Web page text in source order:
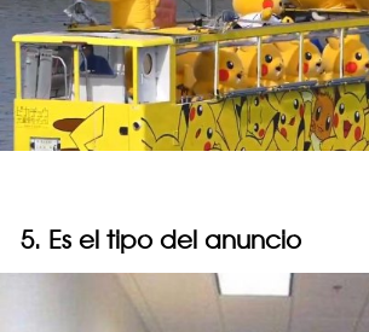
5. Es el tipo del anuncio